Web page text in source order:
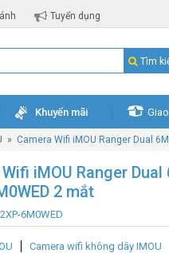
Tuyển dụng
Tìm
Khuyến mãi
» Camera Wifi iMOU Ranger Dual
iMOU Ranger Dual
2 mắt
6M0WED
Camera wifi không dây IMOU